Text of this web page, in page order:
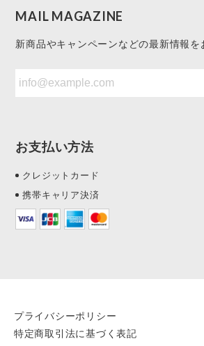
MAIL MAGAZINE
新商品やキャンペーンなどの最新情報を
お支払い方法
クレジットカード
携帯キャリア決済
プライバシーポリシー
特定商取引法に基づく表記